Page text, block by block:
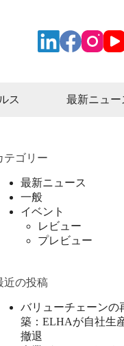
ス 最新ニュー
テゴリー
最新ニュース
一般
イベント
レビュー
プレビュー
近の投稿
バリューチェーンの
築：ELHAが自社生
撤退